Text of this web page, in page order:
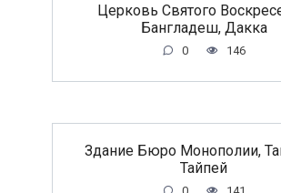
Церковь Святого
Бангладеш, Дакка
0 146
Здание Бюро Монополии,
Тайпей